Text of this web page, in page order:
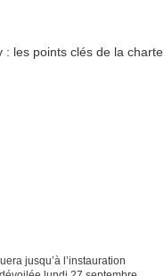
jusqu’à l’instauration